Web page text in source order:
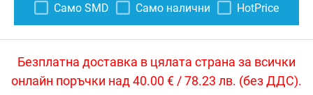
Само SMD Само налични HotPrice
Безплатна доставка в цялата страна за всички
онлайн поръчки над 40.00 € / 78.23 лв. (без ДДС).